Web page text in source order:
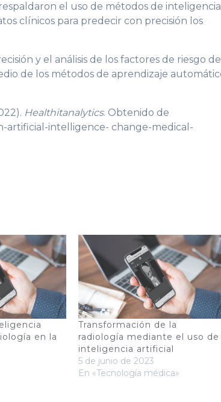
el uso de métodos de inteligencia
clínicos para predecir con precisión los
y el análisis de los factores de riesgo
de los métodos de aprendizaje
Healthitanalytics. Obtenido de
artificial-intelligence- change-medical-
en la
Transformación de la
radiología mediante el uso de
inteligencia artificial
5 de junio de 2023
En «Tecnología médica»